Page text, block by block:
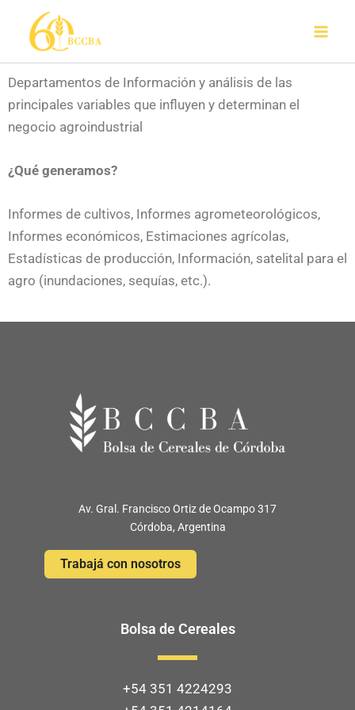
contenido
Departamentos de Información y análisis de las
principales variables que influyen y determinan el
negocio agroindustrial
¿Qué generamos?
Informes de cultivos, Informes agrometeorológicos,
Informes económicos, Estimaciones agrícolas,
Estadísticas de producción, Información, satelital para el
agro (inundaciones, sequías, etc.).
Av. Gral. Francisco Ortiz de Ocampo 317
Córdoba, Argentina
Trabajá con nosotros
Bolsa de Cereales
+54 351 4224293